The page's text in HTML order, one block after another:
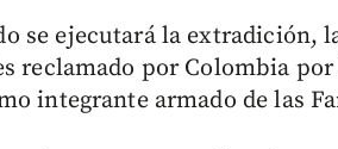
se ejecutará la extradición,
reclamado por Colombia
integrante armado de las